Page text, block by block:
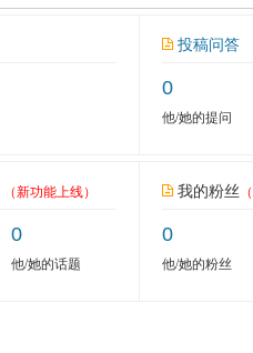
投稿问答
0
他/她的提问
（新功能上线）
0
他/她的话题
我的粉丝
0
他/她的粉丝